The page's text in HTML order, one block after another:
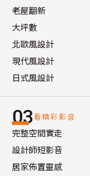
老屋翻新
大坪數
北歐風設計
現代風設計
日式風設計
03看精彩影音
完整空間實走
設計師短影音
居家佈置靈感